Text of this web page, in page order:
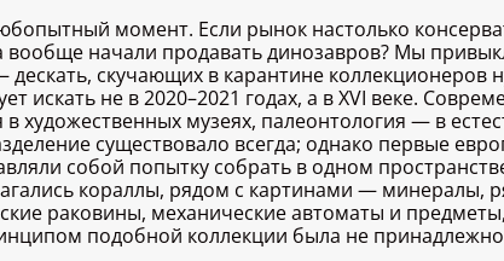
момент. Если рынок настолько
начали продавать динозавров? Мы
дескать, скучающих в карантине
искать не в 2020–2021 годах, а в XVI веке.
в художественных музеях, палеонтология — в
существовало всегда; однако первые
собой попытку собрать в одном
кораллы, рядом с картинами — минералы,
раковины, механические автоматы и
подобной коллекции была не